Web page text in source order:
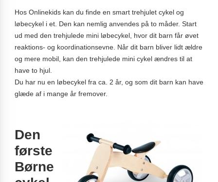
Hos Onlinekids kan du finde en smart trehjulet cykel og
løbecykel i et. Den kan nemlig anvendes på to måder. Start
ud med den trehjulede mini løbecykel, hvor dit barn får øvet
reaktions- og koordinationsevne. Når dit barn bliver lidt ældre
og mere mobil, kan den trehjulede mini cykel ændres til at
have to hjul.
Du har nu en løbecykel fra ca. 2 år, og som dit barn kan have
glæde af i mange år fremover.
Den
første
Børne